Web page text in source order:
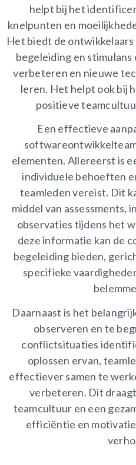
helpt bij het
knelpunten en
Het biedt de
begeleiding en
verbeteren en nieuwe
leren. Het helpt ook bij
positieve
Een effectieve
elementen. Allereerst is
individuele behoeften
teamleden vereist. Dit
middel van assessments,
observaties tijdens het
deze informatie kan de
begeleiding bieden,
specifieke
Daarnaast is het
observeren en te
conflictsituaties
oplossen ervan,
effectiever samen te
verbeteren. Dit
teamcultuur en een
efficiëntie en